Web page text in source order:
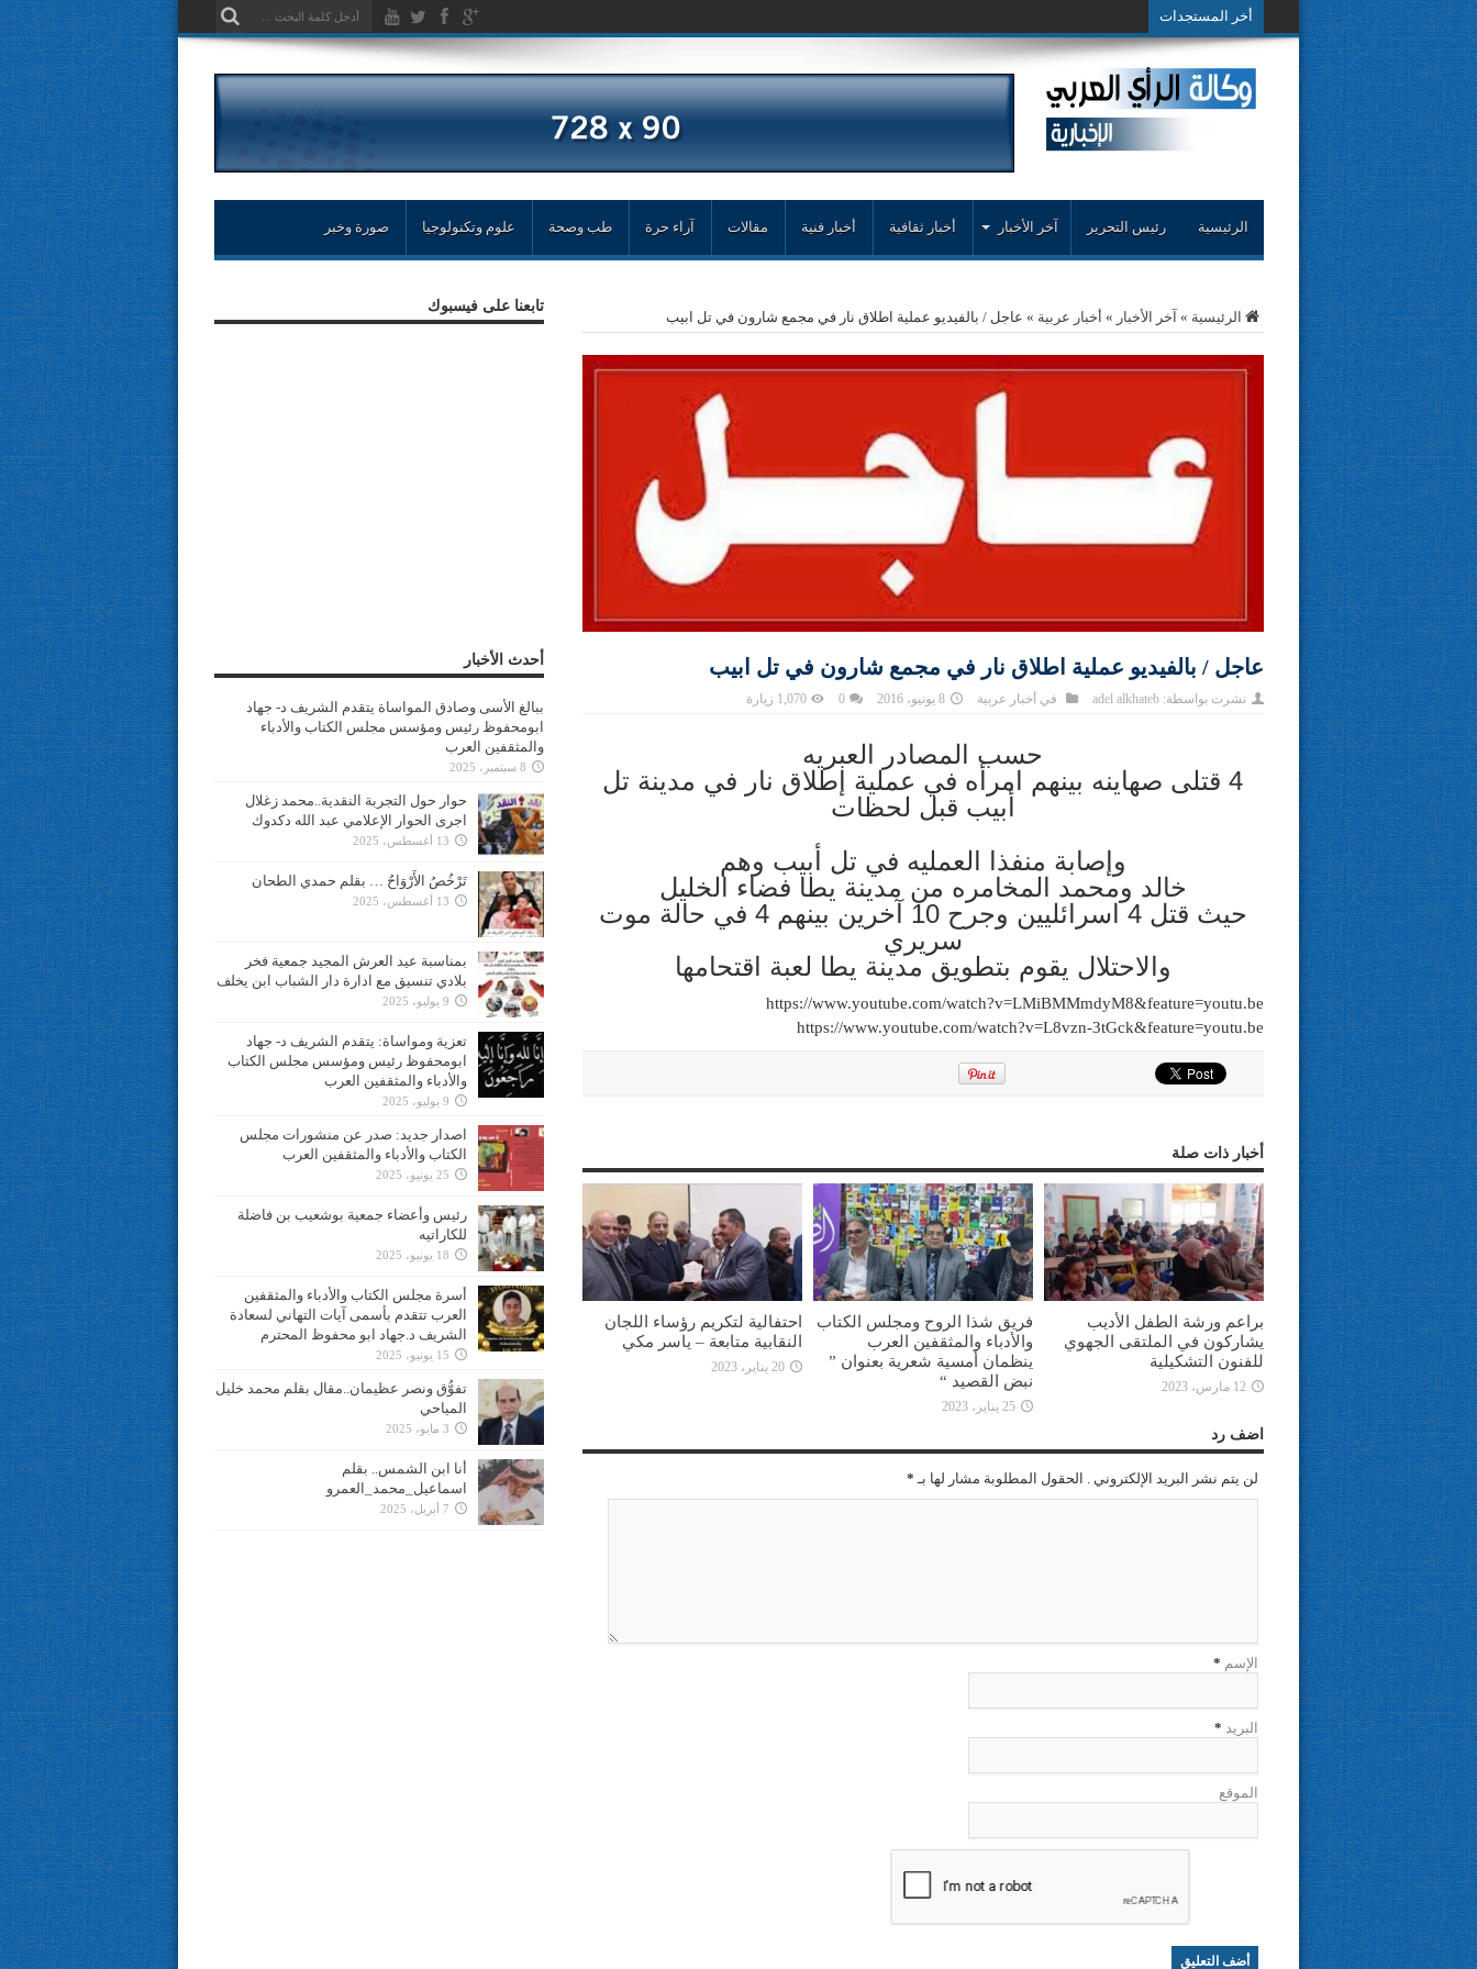
أخر المستجدات
الرئيسية رئيس التحرير آخر الأخبار أخبار ثقافية أخبار فنية مقالات آراء حرة طب وصحة علوم وتكنولوجيا صورة وخبر
الرئيسية » آخر الأخبار » أخبار عربية » عاجل / بالفيديو عملية اطلاق نار في مجمع شارون في تل ابيب
عاجل / بالفيديو عملية اطلاق نار في مجمع شارون في تل ابيب
نشرت بواسطة:adel alkhateb في أخبار عربية 8 يونيو، 2016 0 1,070 زيارة
حسب المصادر العبريه
4 قتلى صهاينه بينهم امرأه في عملية إطلاق نار في مدينة تل
أبيب قبل لحظات
وإصابة منفذا العمليه في تل أبيب وهم
خالد ومحمد المخامره من مدينة يطا فضاء الخليل
حيث قتل 4 اسرائليين وجرح 10 آخرين بينهم 4 في حالة موت
سريري
والاحتلال يقوم بتطويق مدينة يطا لعبة اقتحامها
https://www.youtube.com/watch?v=LMiBMMmdyM8&feature=youtu.be
https://www.youtube.com/watch?v=L8vzn-3tGck&feature=youtu.be
أخبار ذات صلة
براعم ورشة الطفل الأديب
يشاركون في الملتقى الجهوي
للفنون التشكيلية
12 مارس، 2023
فريق شذا الروح ومجلس الكتاب
والأدباء والمثقفين العرب
ينظمان أمسية شعرية بعنوان ”
نبض القصيد “
25 يناير، 2023
احتفالية لتكريم رؤساء اللجان
النقابية متابعة – ياسر مكي
20 يناير، 2023
اضف رد
لن يتم نشر البريد الإلكتروني . الحقول المطلوبة مشار لها بـ *
الإسم *
البريد *
الموقع
تابعنا على فيسبوك
أحدث الأخبار
ببالغ الأسى وصادق المواساة يتقدم الشريف د- جهاد
ابومحفوظ رئيس ومؤسس مجلس الكتاب والأدباء
والمثقفين العرب
8 سبتمبر، 2025
حوار حول التجربة النقدية..محمد زغلال
اجرى الحوار الإعلامي عبد الله دكدوك
13 أغسطس، 2025
تَرْخُصُ الأَرْوَاحُ … بقلم حمدي الطحان
13 أغسطس، 2025
بمناسبة عيد العرش المجيد جمعية فخر
بلادي تنسيق مع ادارة دار الشباب ابن يخلف
9 يوليو، 2025
تعزية ومواساة: يتقدم الشريف د- جهاد
ابومحفوظ رئيس ومؤسس مجلس الكتاب
والأدباء والمثقفين العرب
9 يوليو، 2025
اصدار جديد: صدر عن منشورات مجلس
الكتاب والأدباء والمثقفين العرب
25 يونيو، 2025
رئيس وأعضاء جمعية بوشعيب بن فاضلة
للكاراتيه
18 يونيو، 2025
أسرة مجلس الكتاب والأدباء والمثقفين
العرب تتقدم بأسمى آيات التهاني لسعادة
الشريف د.جهاد ابو محفوظ المحترم
15 يونيو، 2025
تفوُّق ونصر عظيمان..مقال بقلم محمد خليل
المياحي
3 مايو، 2025
أنا ابن الشمس.. بقلم
اسماعيل_محمد_العمرو
7 أبريل، 2025